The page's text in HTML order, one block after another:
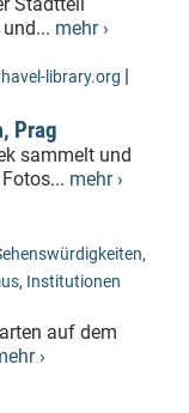
mehr ›
library.org |
Prag
sammelt und
mehr ›
,
, Institutionen
auf dem
›